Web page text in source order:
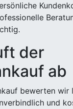
der
ab
bewerten wir
und